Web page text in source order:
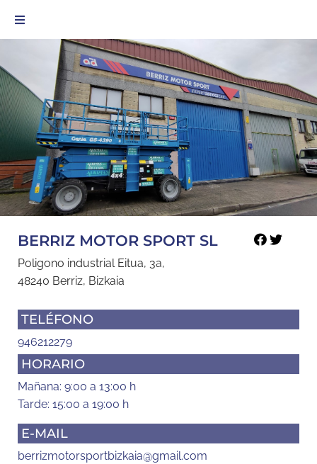
BERRIZ MOTOR SPORT SL
Poligono industrial Eitua, 3a,
48240 Berriz, Bizkaia
TELÉFONO
946212279
HORARIO
Mañana: 9:00 a 13:00 h
Tarde: 15:00 a 19:00 h
E-MAIL
berrizmotorsportbizkaia@gmail.com